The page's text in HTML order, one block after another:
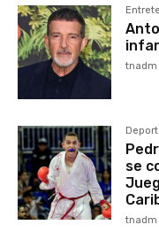
tnadm
se
tnadm